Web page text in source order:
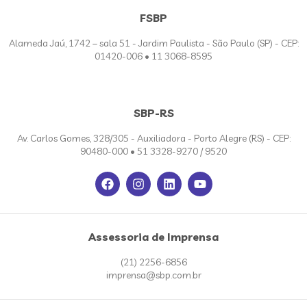
FSBP
Alameda Jaú, 1742 – sala 51 - Jardim Paulista - São Paulo (SP) - CEP:
01420-006 • 11 3068-8595
SBP-RS
Av. Carlos Gomes, 328/305 - Auxiliadora - Porto Alegre (RS) - CEP:
90480-000 • 51 3328-9270 / 9520
Assessoria de Imprensa
(21) 2256-6856
imprensa@sbp.com.br